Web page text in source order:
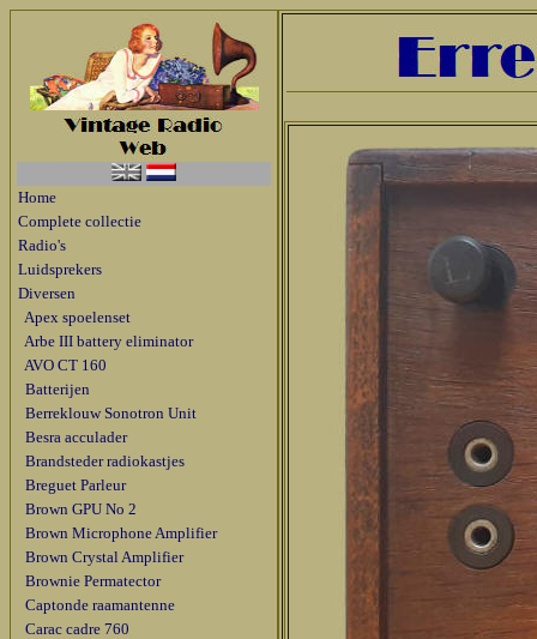
Home
Complete collectie
Radio's
Luidsprekers
Diversen
Apex spoelenset
Arbe III battery eliminator
AVO CT 160
Batterijen
Berreklouw Sonotron Unit
Besra acculader
Brandsteder radiokastjes
Breguet Parleur
Brown GPU No 2
Brown Microphone Amplifier
Brown Crystal Amplifier
Brownie Permatector
Captonde raamantenne
Carac cadre 760